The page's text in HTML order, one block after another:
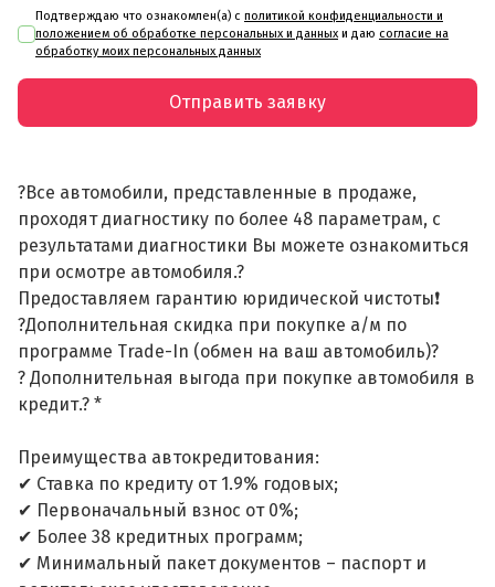
Подтверждаю что ознакомлен(а) с политикой конфиденциальности и
положением об обработке персональных и данных и даю согласие на
обработку моих персональных данных
Отправить заявку
?Все автомобили, представленные в продаже,
проходят диагностику по более 48 параметрам, с
результатами диагностики Вы можете ознакомиться
при осмотре автомобиля.?
Предоставляем гарантию юридической чистоты❗
?Дополнительная скидка при покупке а/м по
программе Trade-In (обмен на ваш автомобиль)?
? Дополнительная выгода при покупке автомобиля в
кредит.? *
Преимущества автокредитования:
✔ Ставка по кредиту от 1.9% годовых;
✔ Первоначальный взнос от 0%;
✔ Более 38 кредитных программ;
✔ Минимальный пакет документов – паспорт и